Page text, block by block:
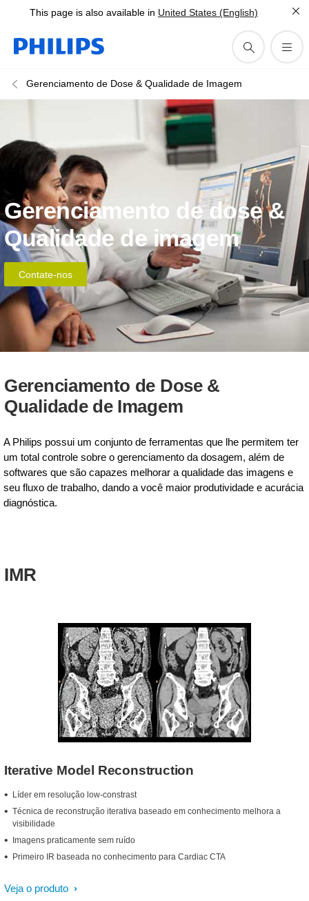
This page is also available in United States (English)
Gerenciamento de Dose & Qualidade de Imagem
Gerenciamento de dose &
Qualidade de imagem
Contate-nos
Gerenciamento de Dose &
Qualidade de Imagem
A Philips possui um conjunto de ferramentas que lhe permitem ter
um total controle sobre o gerenciamento da dosagem, além de
softwares que são capazes melhorar a qualidade das imagens e
seu fluxo de trabalho, dando a você maior produtividade e acurácia
diagnóstica.
IMR
Iterative Model Reconstruction
Líder em resolução low-constrast
Técnica de reconstrução iterativa baseado em conhecimento melhora a
visibilidade
Imagens praticamente sem ruído
Primeiro IR baseada no conhecimento para Cardiac CTA
Veja o produto